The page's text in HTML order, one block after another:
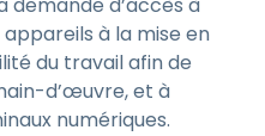
demande d’accès à
à la mise en
du travail afin de
d’œuvre, et à
numériques.